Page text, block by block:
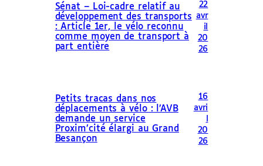
Sénat – Loi-cadre relatif au
développement des transports
: Article 1er, le vélo reconnu
comme moyen de transport à
part entière
22
avr
il
20
26
Petits tracas dans nos
déplacements à vélo : l’AVB
demande un service
Proxim’cité élargi au Grand
Besançon
16
avri
20
26